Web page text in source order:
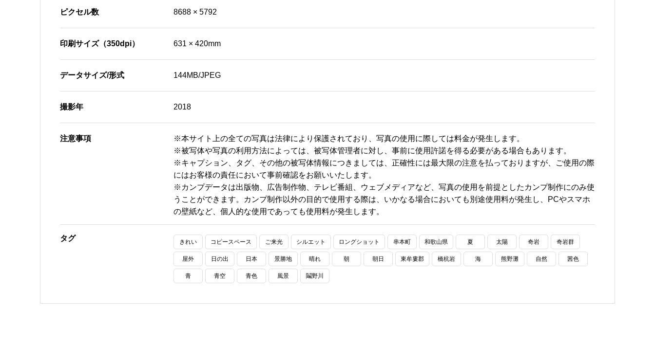
ピクセル数 8688 × 5792
印刷サイズ（350dpi） 631 × 420mm
データサイズ/形式 144MB/JPEG
撮影年 2018
注意事項
※本サイト上の全ての写真は法律により保護されており、写真の使用に際しては料金が発生します。
※被写体や写真の利用方法によっては、被写体管理者に対し、事前に使用許諾を得る必要がある場合もあります。
※キャプション、タグ、その他の被写体情報につきましては、正確性には最大限の注意を払っておりますが、ご使用の際
にはお客様の責任において事前確認をお願いいたします。
※カンプデータは出版物、広告制作物、テレビ番組、ウェブメディアなど、写真の使用を前提としたカンプ制作にのみ使
うことができます。カンプ制作以外の目的で使用する際は、いかなる場合においても別途使用料が発生し、PCやスマホ
の壁紙など、個人的な使用であっても使用料が発生します。
タグ きれい コピースペース ご来光 シルエット ロングショット 串本町 和歌山県 夏 太陽 奇岩 奇岩群
屋外 日の出 日本 景勝地 晴れ 朝 朝日 東牟婁郡 橋杭岩 海 熊野灘 自然 茜色
青 青空 青色 風景 鬮野川